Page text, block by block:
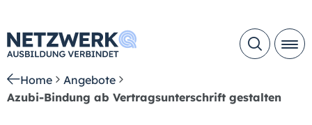
Home
Angebote
Azubi-Bindung ab Vertragsunterschrift gestalten